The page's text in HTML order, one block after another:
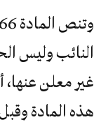
النائب وليس
غير معلن
هذه المادة